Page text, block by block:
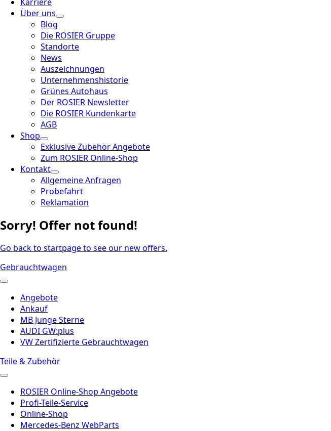
Über uns
Blog
Die ROSIER Gruppe
Standorte
News
Auszeichnungen
Unternehmenshistorie
Grünes Autohaus
Der ROSIER Newsletter
Die ROSIER Kundenkarte
AGB
Shop
Exklusive Zubehör Angebote
Zum ROSIER Online-Shop
Kontakt
Allgemeine Anfragen
Probefahrt
Reklamation
Sorry! Offer not found!
Go back to startpage to see our new offers.
Gebrauchtwagen
Angebote
Ankauf
MB Junge Sterne
AUDI GW:plus
VW Zertifizierte Gebrauchtwagen
Teile & Zubehör
ROSIER Online-Shop Angebote
Profi-Teile-Service
Online-Shop
Mercedes-Benz WebParts